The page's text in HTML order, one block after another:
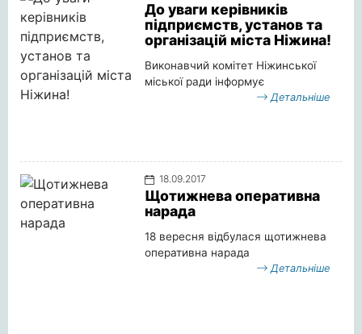
До уваги керівників
підприємств, установ та
організацій міста Ніжина!
Виконавчий комітет Ніжинської
міської ради інформує
Детальніше
18.09.2017
Щотижнева оперативна
нарада
18 вересня відбулася щотижнева
оперативна нарада
Детальніше